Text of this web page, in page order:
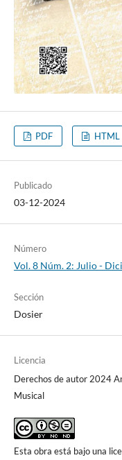
PDF HTML
Publicado
03-12-2024
Número
Vol. 8 Núm. 2: Julio -
Sección
Dosier
Licencia
Derechos de autor 2024
Musical
Esta obra está bajo una